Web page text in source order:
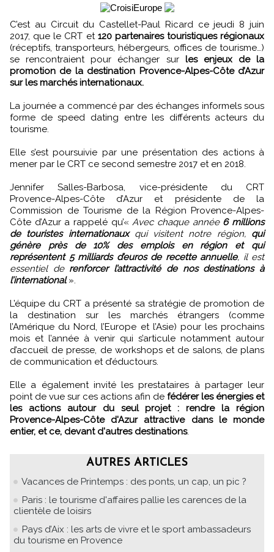
C’est au Circuit du Castellet-Paul Ricard ce jeudi 8 juin
2017, que le CRT et 120 partenaires touristiques régionaux
(réceptifs, transporteurs, hébergeurs, offices de tourisme…)
se rencontraient pour échanger sur les enjeux de la
promotion de la destination Provence-Alpes-Côte d’Azur
sur les marchés internationaux.
La journée a commencé par des échanges informels sous
forme de speed dating entre les différents acteurs du
tourisme.
Elle s’est poursuivie par une présentation des actions à
mener par le CRT ce second semestre 2017 et en 2018.
Jennifer Salles-Barbosa, vice-présidente du CRT
Provence-Alpes-Côte d’Azur et présidente de la
Commission de Tourisme de la Région Provence-Alpes-
Côte d’Azur a rappelé qu’« Avec chaque année6 millions
de touristes internationauxqui visitent notre région,qui
génère près de 10% des emplois en région et qui
représentent 5 milliards d’euros de recette annuelle, il est
essentiel de renforcer l’attractivité de nos destinations à
l’international».
L’équipe du CRT a présenté sa stratégie de promotion de
la destination sur les marchés étrangers (comme
l’Amérique du Nord, l’Europe et l’Asie) pour les prochains
mois et l’année à venir qui s’articule notamment autour
d’accueil de presse, de workshops et de salons, de plans
de communication et d’éductours.
Elle a également invité les prestataires à partager leur
point de vue sur ces actions afin de fédérer les énergies et
les actions autour du seul projet : rendre la région
Provence-Alpes-Côte d'Azur attractive dans le monde
entier, et ce, devant d'autres destinations.
AUTRES ARTICLES
Vacances de Printemps : des ponts, un cap, un pic ?
Paris : le tourisme d'affaires pallie les carences de la
clientèle de loisirs
Pays d’Aix : les arts de vivre et le sport ambassadeurs
du tourisme en Provence